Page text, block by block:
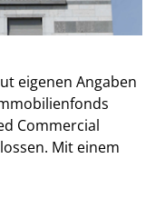
eigenen Angaben
Commercial
Mit einem